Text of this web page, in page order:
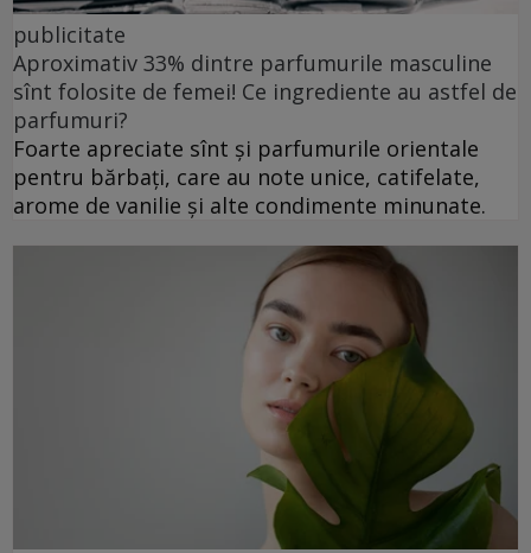
publicitate
Aproximativ 33% dintre parfumurile masculine
sînt folosite de femei! Ce ingrediente au astfel de
parfumuri?
Foarte apreciate sînt și parfumurile orientale
pentru bărbați, care au note unice, catifelate,
arome de vanilie și alte condimente minunate.